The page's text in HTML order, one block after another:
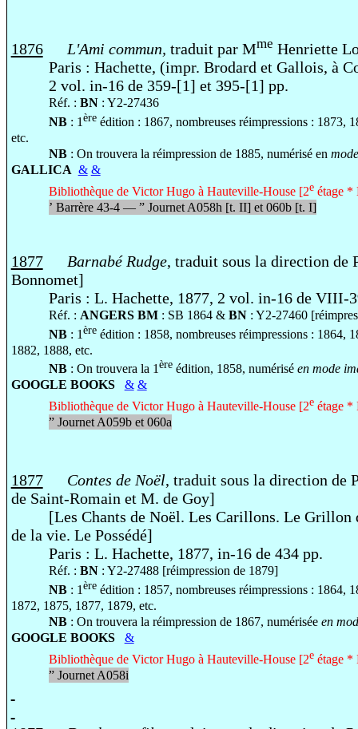
1876 L'Ami commun, traduit par Mme Henriette
Paris : Hachette, (impr. Brodard et Gallois, à
2 vol. in-16 de 359-[1] et 395-[1] pp.
Réf. : BN: Y2-27436
NB: 1 èreédition : 1867, nombreuses réimpressions : 1873,
etc.
NB: On trouvera la réimpression de 1885, numérisé en
GALLICA & &
Bibliothèque de Victor Hugo à Hauteville-House [2eétage *
’ Barrère 43-4 — ”Journet A058h [t. II] et 060b [t. I]
1877 Barnabé Rudge, traduit sous la direction de
Bonnomet]
Paris : L. Hachette, 1877, 2 vol. in-16 de VIII-
Réf. : ANGERS BM: SB 1864 & BN: Y2-27460
NB: 1 èreédition : 1858, nombreuses réimpressions : 1864,
1882, 1888, etc.
NB: On trouvera la 1èreédition, 1858, numérisé en mode
GOOGLE BOOKS & &
Bibliothèque de Victor Hugo à Hauteville-House [2eétage *
”Journet A059b et 060a
1877 Contes de Noël, traduit sous la direction de
de Saint-Romain et M. de Goy]
[Les Chants de Noël. Les Carillons. Le
de la vie. Le Possédé]
Paris : L. Hachette, 1877, in-16 de 434 pp.
Réf. : BN: Y2-27488 [réimpression de 1879]
NB: 1 èreédition : 1857, nombreuses réimpressions : 1864,
1872, 1875, 1877, 1879, etc.
NB: On trouvera la réimpression de 1867, numérisée en
GOOGLE BOOKS
&
Bibliothèque de Victor Hugo à Hauteville-House [2eétage *
”Journet A058i